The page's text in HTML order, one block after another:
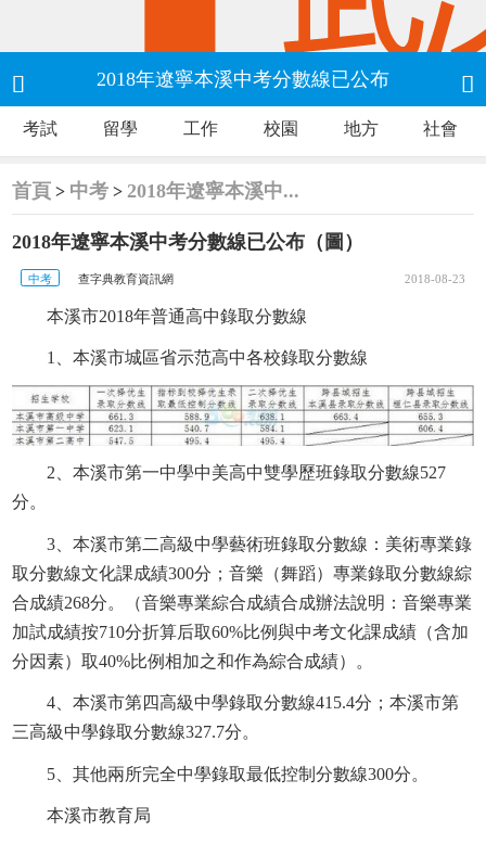
 2018年遼寧本溪中考分數線已公布 
考試 留學 工作 校園 地方 社會
首頁 > 中考 > 2018年遼寧本溪中...
2018年遼寧本溪中考分數線已公布（圖）
中考 查字典教育資訊網 2018-08-23
本溪市2018年普通高中錄取分數線
1、本溪市城區省示范高中各校錄取分數線
2、本溪市第一中學中美高中雙學歷班錄取分數線527
分。
3、本溪市第二高級中學藝術班錄取分數線：美術專業錄
取分數線文化課成績300分；音樂（舞蹈）專業錄取分數線綜
合成績268分。（音樂專業綜合成績合成辦法說明：音樂專業
加試成績按710分折算后取60%比例與中考文化課成績（含加
分因素）取40%比例相加之和作為綜合成績）。
4、本溪市第四高級中學錄取分數線415.4分；本溪市第
三高級中學錄取分數線327.7分。
5、其他兩所完全中學錄取最低控制分數線300分。
本溪市教育局